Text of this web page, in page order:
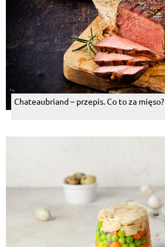
Chateaubriand – przepis. Co to za mięso?